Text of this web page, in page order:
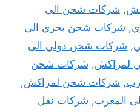
, شركات شحن الى
, شركات شحن بحري الى
, شركات شحن دولي الى
لمراكش, شركات شحن
, شركات شحن لمراكش,
المغرب, شركات نقل